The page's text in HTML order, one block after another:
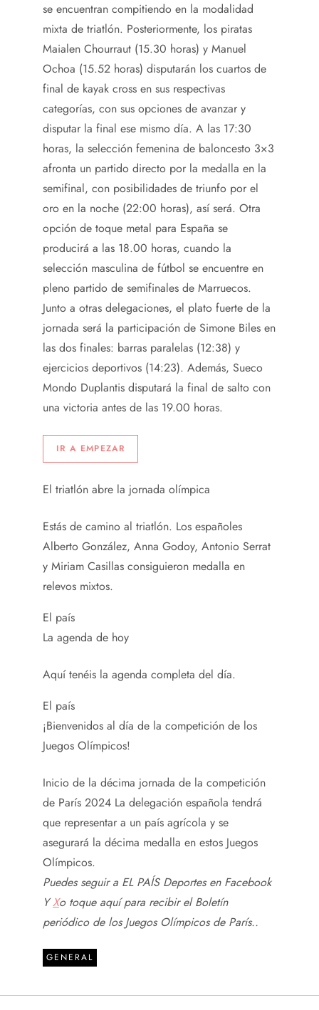
se encuentran compitiendo en la modalidad
mixta de triatlón. Posteriormente, los piratas
Maialen Chourraut (15.30 horas) y Manuel
Ochoa (15.52 horas) disputarán los cuartos de
final de kayak cross en sus respectivas
categorías, con sus opciones de avanzar y
disputar la final ese mismo día. A las 17:30
horas, la selección femenina de baloncesto 3×3
afronta un partido directo por la medalla en la
semifinal, con posibilidades de triunfo por el
oro en la noche (22:00 horas), así será. Otra
opción de toque metal para España se
producirá a las 18.00 horas, cuando la
selección masculina de fútbol se encuentre en
pleno partido de semifinales de Marruecos.
Junto a otras delegaciones, el plato fuerte de la
jornada será la participación de Simone Biles en
las dos finales: barras paralelas (12:38) y
ejercicios deportivos (14:23). Además, Sueco
Mondo Duplantis disputará la final de salto con
una victoria antes de las 19.00 horas.
IR A EMPEZAR
El triatlón abre la jornada olímpica
Estás de camino al triatlón. Los españoles
Alberto González, Anna Godoy, Antonio Serrat
y Miriam Casillas consiguieron medalla en
relevos mixtos.
El país
La agenda de hoy
Aquí tenéis la agenda completa del día.
El país
¡Bienvenidos al día de la competición de los
Juegos Olímpicos!
Inicio de la décima jornada de la competición
de París 2024 La delegación española tendrá
que representar a un país agrícola y se
asegurará la décima medalla en estos Juegos
Olímpicos.
Puedes seguir a EL PAÍS Deportes en Facebook
YXo toque aquí para recibir elBoletín
periódico de los Juegos Olímpicos de París..
GENERAL